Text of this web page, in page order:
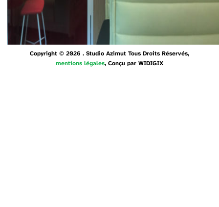
Copyright © 2026 . Studio Azimut Tous Droits Réservés,
mentions légales, Conçu par WIDIGIX